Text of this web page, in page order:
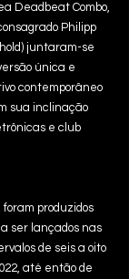
Deadbeat Combo,
Philipp
juntaram-se
única e
contemporâneo
sua inclinação
e club
foram produzidos
ser lançados nas
de seis a oito
até então de